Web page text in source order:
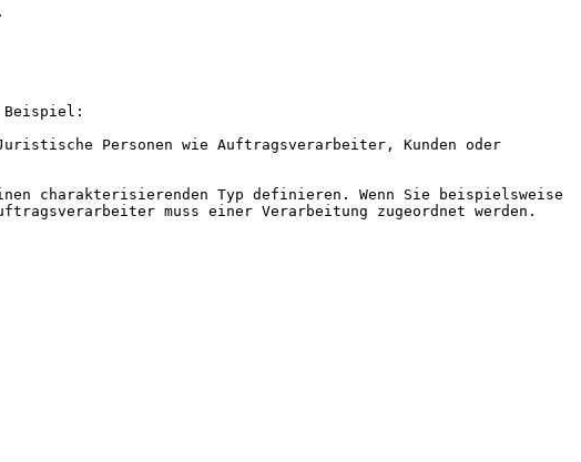
Beispiel:
Personen wie Auftragsverarbeiter, Kunden oder
charakterisierenden Typ definieren. Wenn Sie beispielsweise
muss einer Verarbeitung zugeordnet werden.